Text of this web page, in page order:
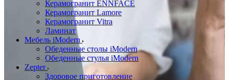
Керамогранит ENNFACE
Керамогранит Lamore
Керамогранит Vitra
Ламинат
Мебель iModern
Обеденные столы iModern
Обеденные стулья iModern
Zepter
Здоровое приготовление